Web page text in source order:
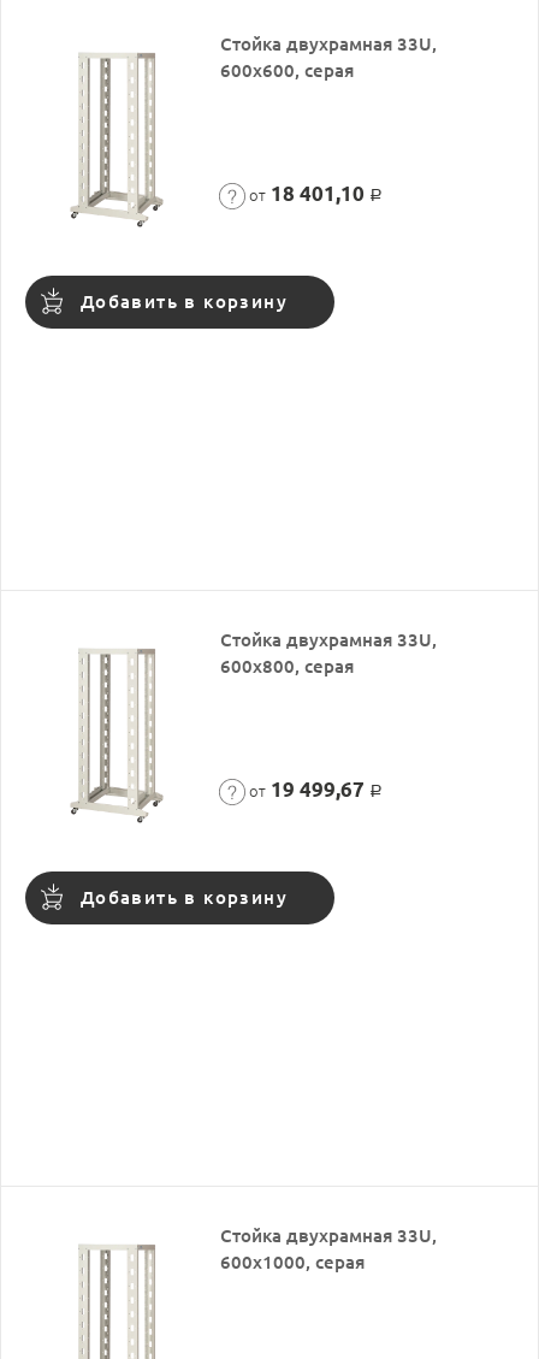
Стойка двухрамная 33U,
600x600, серая
от 18 401,10 Р
Добавить в корзину
Стойка двухрамная 33U,
600x800, серая
от 19 499,67 Р
Добавить в корзину
Стойка двухрамная 33U,
600x1000, серая